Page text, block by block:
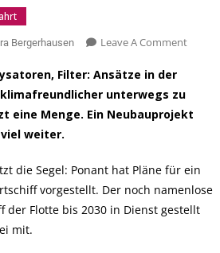
Bergerhausen Leave A CommentOn
Filter: Ansätze in der
unterwegs zu
eine Menge. Ein Neubauprojekt
weiter.
die Segel: Ponant hat Pläne für ein
vorgestellt. Der noch namenlose
der Flotte bis 2030 in Dienst gestellt
mit.